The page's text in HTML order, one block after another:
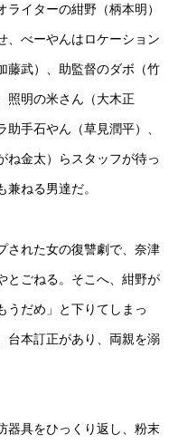
イターの紺野（柄本明）
、べーやんはロケーション
藤武）、助監督のダボ（竹
照明の米さん（大木正
手石やん（草見潤平）、
ね金太）らスタッフが待っ
ねる男達だ。
された女の復讐劇で、奈津
とごねる。そこへ、紺野が
うだめ」と下りてしまっ
台本訂正があり、両親を溺
器具をひっくり返し、粉末